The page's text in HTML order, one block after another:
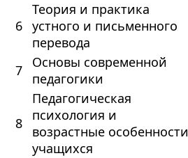
6
Теория и практика
устного и письменного
перевода
7
Основы современной
педагогики
8
Педагогическая
психология и
возрастные особенности
учащихся